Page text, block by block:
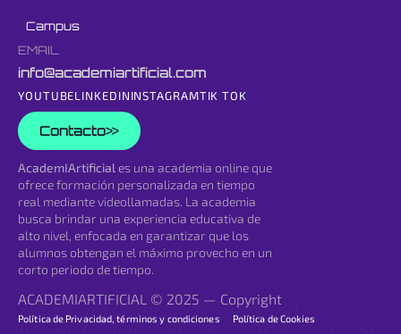
Campus
EMAIL
info@academiartificial.com
YOUTUBELINKEDININSTAGRAMTIK TOK
Contacto
AcademIArtificial es una academia online que
ofrece formación personalizada en tiempo
real mediante videollamadas. La academia
busca brindar una experiencia educativa de
alto nivel, enfocada en garantizar que los
alumnos obtengan el máximo provecho en un
corto periodo de tiempo.
ACADEMIARTIFICIAL © 2025 — Copyright
Política de Privacidad, términos y condiciones Política de Cookies